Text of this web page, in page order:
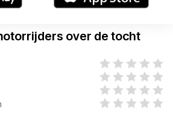
over de tocht